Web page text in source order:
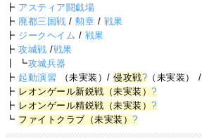
┣ アスティア闘戯場
┣ 廃都三国戦 /勲章 / 戦果
┣ ジークヘイム / 戦果
┣攻城戦 /戦果
┃ ┗攻城兵器
┣ 起動演習 （未実装）/侵攻戦? （未実装） /
┣ レオンゲール新鋭戦（未実装）?
┣ レオンゲール精鋭戦（未実装）?
┗ ファイトクラブ（未実装）?